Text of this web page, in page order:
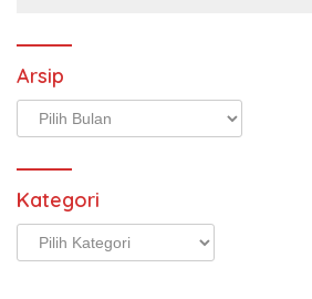
Arsip
Arsip
Kategori
Kategori